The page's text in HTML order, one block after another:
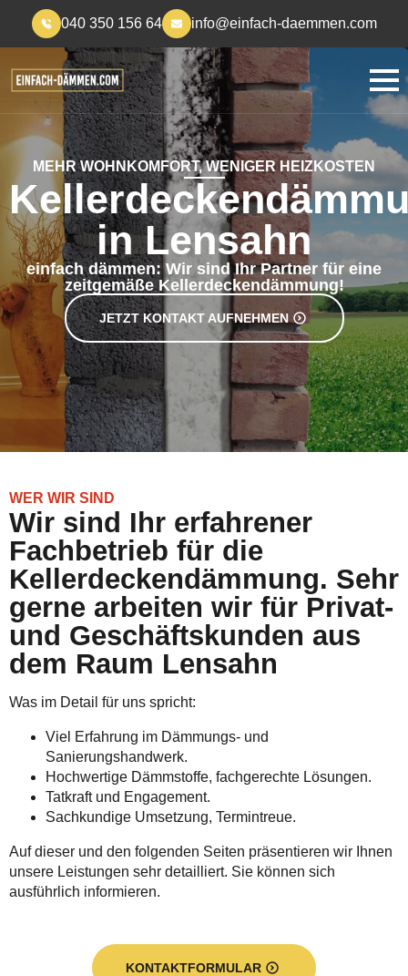
040 350 156 64 info@einfach-daemmen.com
MEHR WOHNKOMFORT, WENIGER HEIZKOSTEN
in Lensahn
einfach dämmen: Wir sind Ihr Partner für eine
zeitgemäße Kellerdeckendämmung!
JETZT KONTAKT AUFNEHMEN
WER WIR SIND
Wir sind Ihr erfahrener
Fachbetrieb für die
Kellerdeckendämmung. Sehr
gerne arbeiten wir für Privat-
und Geschäftskunden aus
dem Raum Lensahn
Was im Detail für uns spricht:
Viel Erfahrung im Dämmungs- und
Sanierungshandwerk.
Hochwertige Dämmstoffe, fachgerechte Lösungen.
Tatkraft und Engagement.
Sachkundige Umsetzung, Termintreue.
Auf dieser und den folgenden Seiten präsentieren wir Ihnen
unsere Leistungen sehr detailliert. Sie können sich
ausführlich informieren.
KONTAKTFORMULAR